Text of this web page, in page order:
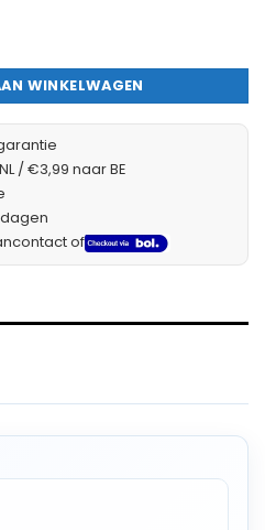
Inbouw Rood – Vernikkelde
WINKELWAGEN
/ €3,99 naar BE
of